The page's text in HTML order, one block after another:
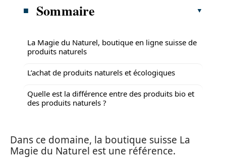
Sommaire
La Magie du Naturel, boutique en ligne suisse de
produits naturels
L’achat de produits naturels et écologiques
Quelle est la différence entre des produits bio et
des produits naturels ?
Dans ce domaine, la boutique suisse La
Magie du Naturel est une référence.